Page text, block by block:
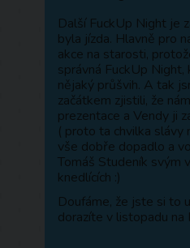
Další FuckUp Night je
byla jízda. Hlavně pro
akce na starosti,
správná FuckUp
nějaký průšvih. A tak
začátkem zjistili, že
prezentace a Vendy ji
( proto ta chvilka slávy
vše dobře dopadlo a
Tomáš Studeník svým
knedlících :)
Doufáme, že jste si to
dorazíte v listopadu na